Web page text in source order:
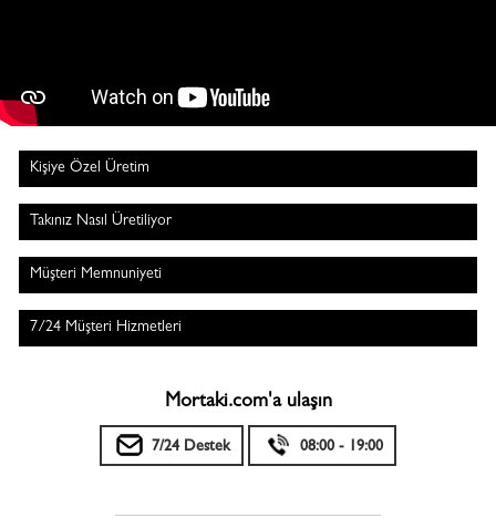
Kişiye Özel Üretim
Takınız Nasıl Üretiliyor
Müşteri Memnuniyeti
7/24 Müşteri Hizmetleri
Mortaki.com'a ulaşın
7/24 Destek 08:00 - 19:00